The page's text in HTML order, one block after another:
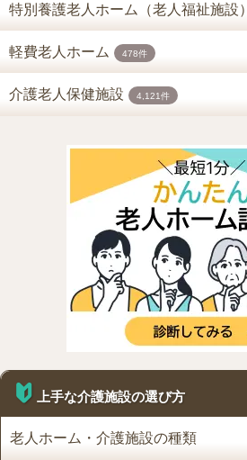
特別養護老人ホーム（老人福祉施設）
軽費老人ホーム 478件
介護老人保健施設 4,121件
上手な介護施設の選び方
老人ホーム・介護施設の種類